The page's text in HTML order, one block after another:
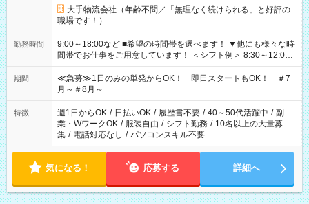
大手物流会社（年齢不問／「無理なく続けられる」と好評の
職場です！）
勤務時間
9:00～18:00など ■希望の時間帯を選べます！ ▼他にも様々な時
間帯でお仕事をご用意しています！ ＜シフト例＞ 8:30～12:00
17:00～22:00 13:00～22:00 22:00～翌6:00 など
期間
≪急募≫1日のみの単発からOK！ 即日スタートもOK！ ＃7
月～＃8月～
特徴 週1日からOK / 日払いOK / 履歴書不要 / 40～50代活躍中 / 副
業・WワークOK / 服装自由 / シフト勤務 / 10名以上の大量募
集 / 電話対応なし / パソコンスキル不要
気になる！ 応募する 詳細へ